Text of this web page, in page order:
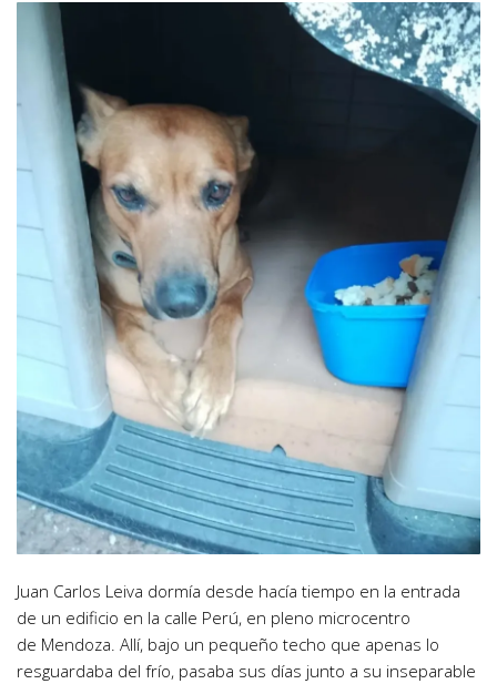
Juan Carlos Leiva dormía desde hacía tiempo en la entrada
de un edificio en la calle Perú, en pleno microcentro
de Mendoza. Allí, bajo un pequeño techo que apenas lo
resguardaba del frío, pasaba sus días junto a su inseparable